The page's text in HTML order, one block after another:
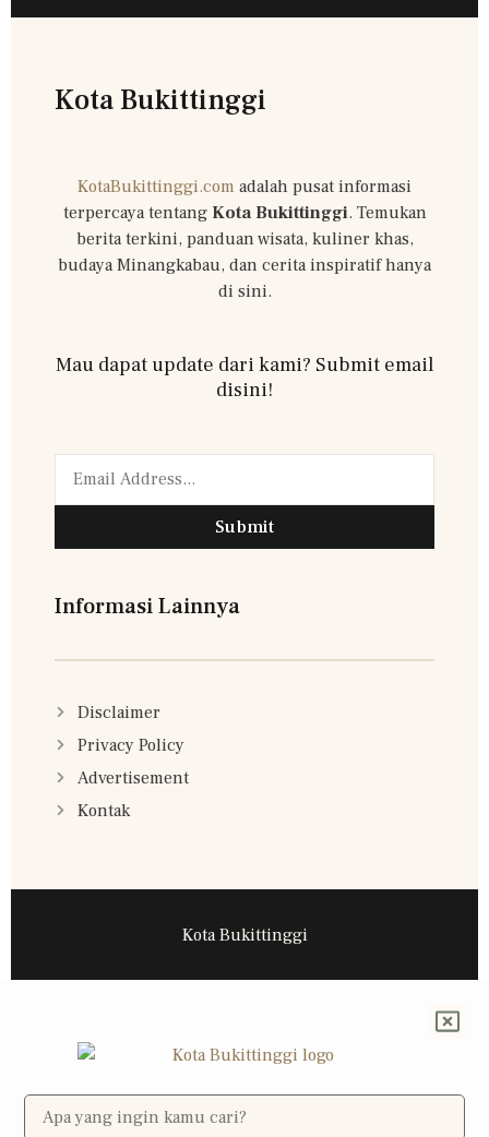
Kota Bukittinggi
KotaBukittinggi.com adalah pusat informasi
terpercaya tentang Kota Bukittinggi. Temukan
berita terkini, panduan wisata, kuliner khas,
budaya Minangkabau, dan cerita inspiratif hanya
di sini.
Mau dapat update dari kami? Submit email
disini!
Submit
Informasi Lainnya
Disclaimer
Privacy Policy
Advertisement
Kontak
Kota Bukittinggi